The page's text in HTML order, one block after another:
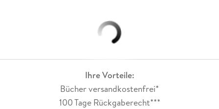
Ihre Vorteile:
Bücher versandkostenfrei*
100 Tage Rückgaberecht***